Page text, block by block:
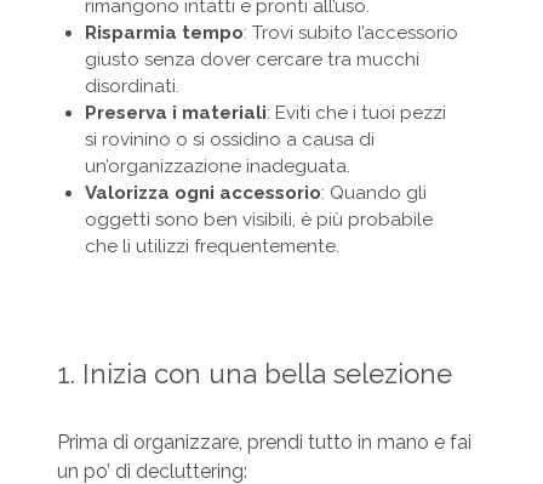
rimangono intatti e pronti all’uso.
Risparmia tempo: Trovi subito l’accessorio
giusto senza dover cercare tra mucchi
disordinati.
Preserva i materiali: Eviti che i tuoi pezzi
si rovinino o si ossidino a causa di
un’organizzazione inadeguata.
Valorizza ogni accessorio: Quando gli
oggetti sono ben visibili, è più probabile
che li utilizzi frequentemente.
1. Inizia con una bella selezione
Prima di organizzare, prendi tutto in mano e fai
un po’ di decluttering: